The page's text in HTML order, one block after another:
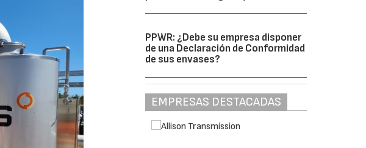
PPWR: ¿Debe su empresa disponer
de una Declaración de Conformidad
de sus envases?
EMPRESAS DESTACADAS